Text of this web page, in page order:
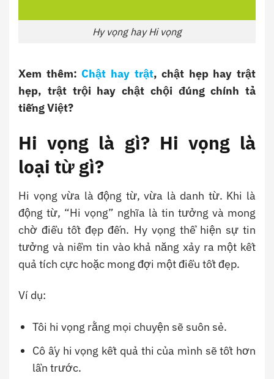
Hy vọng hay Hi vọng
Xem thêm: Chật hay trật, chật hẹp hay trật
hẹp, trật trội hay chật chội đúng chính tả
tiếng Việt?
Hi vọng là gì? Hi vọng là
loại từ gì?
Hi vọng vừa là động từ, vừa là danh từ. Khi là
động từ, “Hi vọng” nghĩa là tin tưởng và mong
chờ điều tốt đẹp đến. Hy vọng thể hiện sự tin
tưởng và niềm tin vào khả năng xảy ra một kết
quả tích cực hoặc mong đợi một điều tốt đẹp.
Ví dụ:
Tôi hi vọng rằng mọi chuyện sẽ suôn sẻ.
Cô ấy hi vọng kết quả thi của mình sẽ tốt hơn
lần trước.